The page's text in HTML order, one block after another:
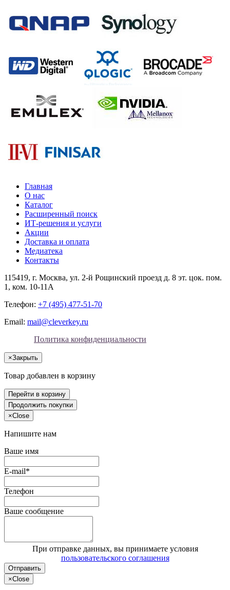
Главная
О нас
Каталог
Расширенный поиск
ИТ-решения и услуги
Акции
Доставка и оплата
Медиатека
Контакты
115419, г. Москва, ул. 2-й Рощинский проезд д. 8 эт. цок. пом.
1, ком. 10-11А
Телефон: +7 (495) 477-51-70
Email: mail@cleverkey.ru
Политика конфиденциальности
×Закрыть
Товар добавлен в корзину
Перейти в корзину
Продолжить покупки
×Close
Напишите нам
Ваше имя
E-mail*
Телефон
Ваше сообщение
При отправке данных, вы принимаете условия
пользовательского соглашения
Отправить
×Close